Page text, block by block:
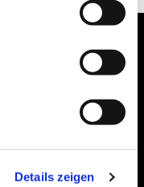
Details zeigen